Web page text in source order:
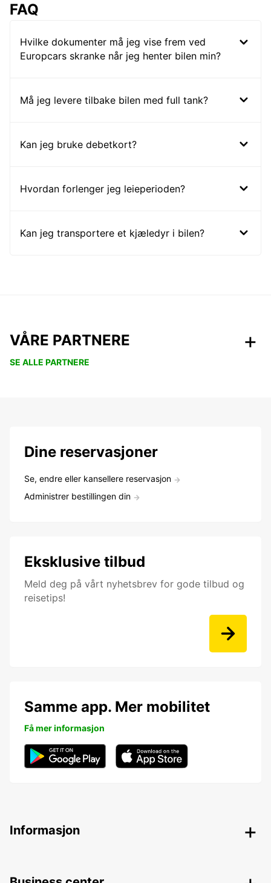
FAQ
Hvilke dokumenter må jeg vise frem ved
Europcars skranke når jeg henter bilen min?
Må jeg levere tilbake bilen med full tank?
Kan jeg bruke debetkort?
Hvordan forlenger jeg leieperioden?
Kan jeg transportere et kjæledyr i bilen?
VÅRE PARTNERE
SE ALLE PARTNERE
Dine reservasjoner
Se, endre eller kansellere reservasjon
Administrer bestillingen din
Eksklusive tilbud
Meld deg på vårt nyhetsbrev for gode tilbud og
reisetips!
Samme app. Mer mobilitet
Få mer informasjon
Informasjon